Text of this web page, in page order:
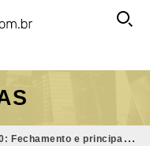
Fechamento e principais